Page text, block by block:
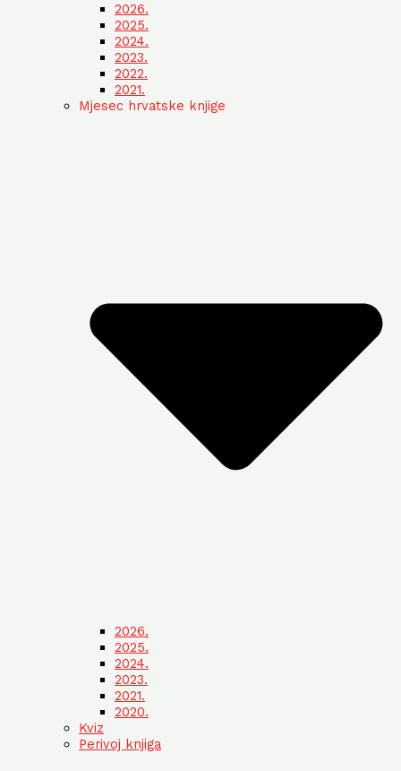
2026.
2025.
2024.
2023.
2022.
2021.
Mjesec hrvatske knjige
2026.
2025.
2024.
2023.
2021.
2020.
Kviz
Perivoj knjiga